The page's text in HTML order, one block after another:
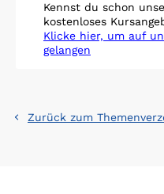
Kennst du schon
kostenloses
Klicke hier, um auf
gelangen
Zurück zum